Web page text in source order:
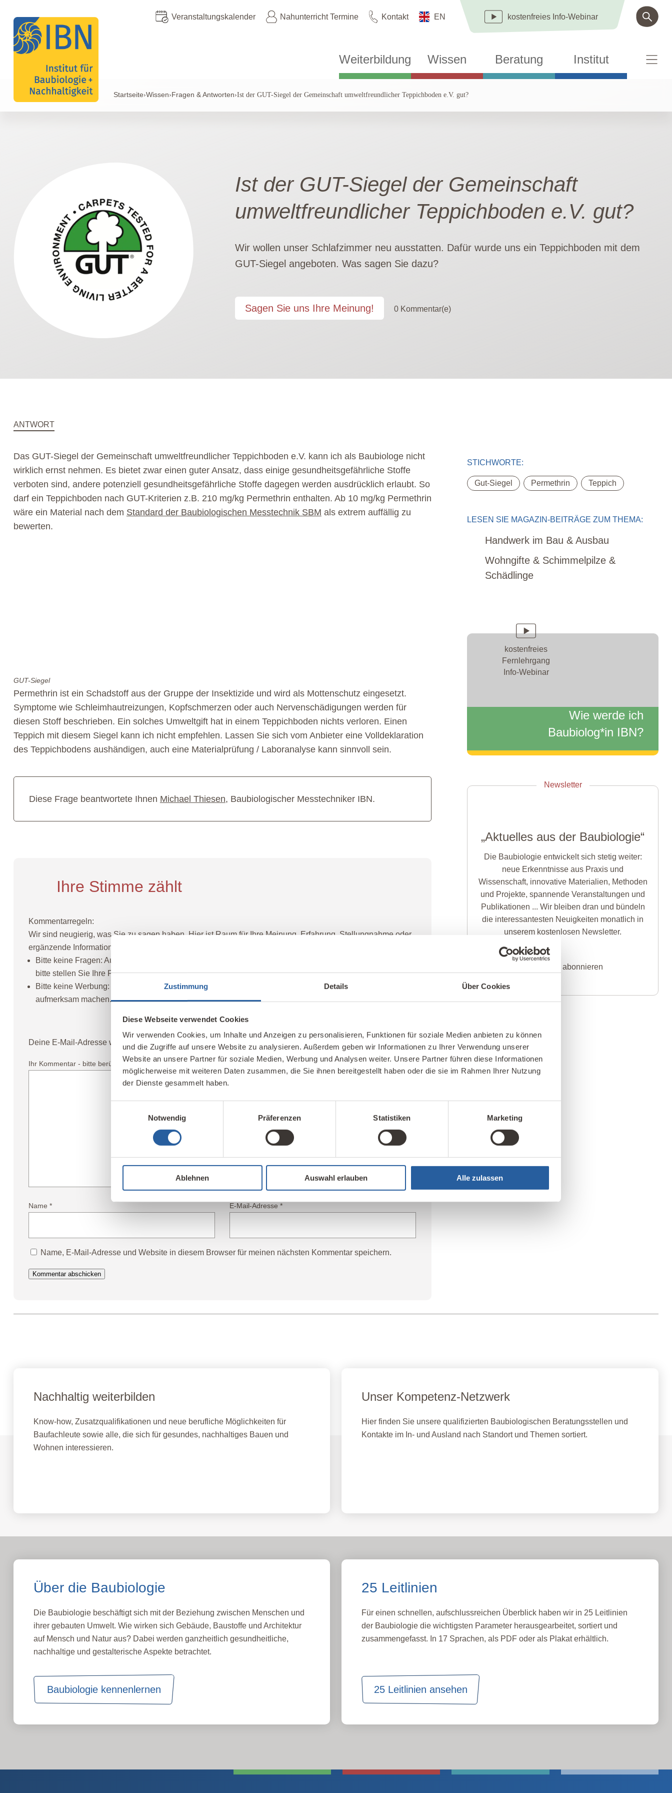
Zustimmung Details Über Cookies
Diese Webseite verwendet Cookies
Wir verwenden Cookies, um Inhalte und Anzeigen zu personalisieren, Funktionen für soziale Medien anbieten zu können
und die Zugriffe auf unsere Website zu analysieren. Außerdem geben wir Informationen zu Ihrer Verwendung unserer
Website an unsere Partner für soziale Medien, Werbung und Analysen weiter. Unsere Partner führen diese Informationen
möglicherweise mit weiteren Daten zusammen, die Sie ihnen bereitgestellt haben oder die sie im Rahmen Ihrer Nutzung
der Dienste gesammelt haben.
Notwendig
Präferenzen Statistiken Marketing
Ablehnen Auswahl erlauben Alle zulassen
Veranstaltungskalender Nahunterricht Termine Kontakt EN kostenfreies Info-Webinar
Weiterbildung Wissen Beratung Institut
Startseite›Wissen›Fragen & Antworten›Ist der GUT-Siegel der Gemeinschaft umweltfreundlicher Teppichboden e.V. gut?
Ist der GUT-Siegel der Gemeinschaft
umweltfreundlicher Teppichboden e.V. gut?
Wir wollen unser Schlafzimmer neu ausstatten. Dafür wurde uns ein Teppichboden mit dem
GUT-Siegel angeboten. Was sagen Sie dazu?
Sagen Sie uns Ihre Meinung! 0 Kommentar(e)
ANTWORT
Das GUT-Siegel der Gemeinschaft umweltfreundlicher Teppichboden e.V. kann ich als Baubiologe nicht
wirklich ernst nehmen. Es bietet zwar einen guter Ansatz, dass einige gesundheitsgefährliche Stoffe
verboten sind, andere potenziell gesundheitsgefährliche Stoffe dagegen werden ausdrücklich erlaubt. So
darf ein Teppichboden nach GUT-Kriterien z.B. 210 mg/kg Permethrin enthalten. Ab 10 mg/kg Permethrin
wäre ein Material nach dem Standard der Baubiologischen Messtechnik SBM als extrem auffällig zu
bewerten.
GUT-Siegel
Permethrin ist ein Schadstoff aus der Gruppe der Insektizide und wird als Mottenschutz eingesetzt.
Symptome wie Schleimhautreizungen, Kopfschmerzen oder auch Nervenschädigungen werden für
diesen Stoff beschrieben. Ein solches Umweltgift hat in einem Teppichboden nichts verloren. Einen
Teppich mit diesem Siegel kann ich nicht empfehlen. Lassen Sie sich vom Anbieter eine Volldeklaration
des Teppichbodens aushändigen, auch eine Materialprüfung / Laboranalyse kann sinnvoll sein.
Diese Frage beantwortete Ihnen Michael Thiesen, Baubiologischer Messtechniker IBN.
Ihre Stimme zählt
Kommentarregeln:
Wir sind neugierig, was Sie zu sagen haben. Hier ist Raum für Ihre Meinung, Erfahrung, Stellungnahme oder
ergänzende Informationen. Bitte beachten Sie bei Ihrem Kommentar folgende Regeln:
Bitte keine Fragen: Auf dieser kostenlosen Informationsplattform können wir keine Fragen beantworten -
bitte stellen Sie Ihre Fragen direkt an unsereAutor*innen.
Bitte keine Werbung: Gerne können Sie auf Ihre Produkte/Dienstleistungen mit einemWerbebanner
aufmerksam machen.
Deine E-Mail-Adresse wird nicht veröffentlicht. Erforderliche Felder sind mit markiert
Ihr Kommentar - bitte berücksichtigen Sie unsere Kommentarregeln
Name * E-Mail-Adresse*
Name, E-Mail-Adresse und Website in diesem Browser für meinen nächsten Kommentar speichern.
Kommentar abschicken
STICHWORTE:
Gut-Siegel , Permethrin , Teppich
LESEN SIE MAGAZIN-BEITRÄGE ZUM THEMA:
Handwerk im Bau & Ausbau
Wohngifte & Schimmelpilze &
Schädlinge
kostenfreies
Fernlehrgang
Info-Webinar
Wie werde ich
Baubiolog*in IBN?
Newsletter
„Aktuelles aus der Baubiologie“
Die Baubiologie entwickelt sich stetig weiter:
neue Erkenntnisse aus Praxis und
Wissenschaft, innovative Materialien, Methoden
und Projekte, spannende Veranstaltungen und
Publikationen ... Wir bleiben dran und bündeln
die interessantesten Neuigkeiten monatlich in
unserem kostenlosen Newsletter.
Newsletter abonnieren
Nachhaltig weiterbilden
Know-how, Zusatzqualifikationen und neue berufliche Möglichkeiten für
Baufachleute sowie alle, die sich für gesundes, nachhaltiges Bauen und
Wohnen interessieren.
Unser Kompetenz-Netzwerk
Hier finden Sie unsere qualifizierten Baubiologischen Beratungsstellen und
Kontakte im In- und Ausland nach Standort und Themen sortiert.
Über die Baubiologie
Die Baubiologie beschäftigt sich mit der Beziehung zwischen Menschen und
ihrer gebauten Umwelt. Wie wirken sich Gebäude, Baustoffe und Architektur
auf Mensch und Natur aus? Dabei werden ganzheitlich gesundheitliche,
nachhaltige und gestalterische Aspekte betrachtet.
Baubiologie kennenlernen
25 Leitlinien
Für einen schnellen, aufschlussreichen Überblick haben wir in 25 Leitlinien
der Baubiologie die wichtigsten Parameter herausgearbeitet, sortiert und
zusammengefasst. In 17 Sprachen, als PDF oder als Plakat erhältlich.
25 Leitlinien ansehen